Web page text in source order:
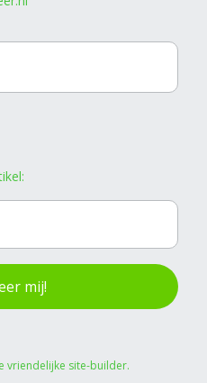
mij!
vriendelijke site-builder.